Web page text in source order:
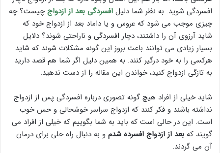
افسردگی شوید. به نظر شما دلیل افسردگی بعد از ازدواجچیست؟ چه
چیزی موجب می شود که عروس و یا داماد بعد از ازدواج خود که
شاید آرزوی آن را داشتند، دچار افسردگی و ناراحتی شوند؟ دلایل
بسیار زیادی می توانند باعث بروز این گونه مشکلات شوند که شاید
هرکسی را به خود درگیر کنند. به همین دلیل اگر شما هم قصد دارید
به تازگی ازدواج کنید، خواندن این مقاله را از دست ندهید.
شاید خیلی از افراد هیچ گونه تصوری درباره افسردگی پس از ازدواج
نداشته باشند و فکر کنند که ازدواج سراسر خوشحالی و حس خوب
است. این در حالی است که باید به شما بگوییم که خیلی از افراد می
گویند که بعد از ازدواج افسرده شدم و به دنبال راه حلی برای درمان
آن می گردند.